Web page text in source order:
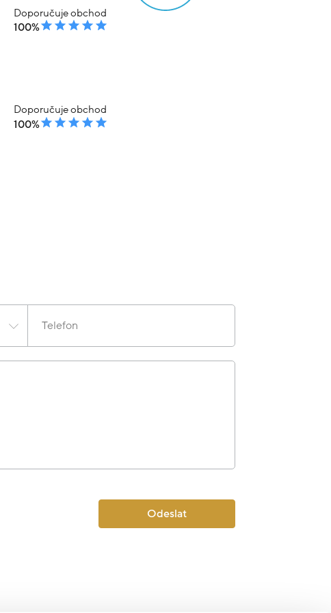
Doporučuje obchod
100%
Doporučuje obchod
100%
Telefon
Odeslat